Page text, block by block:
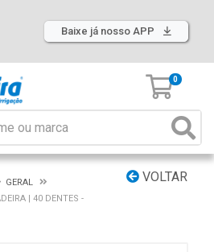
Baixe já nosso APP
0
VOLTAR
GERAL
| 40 DENTES -